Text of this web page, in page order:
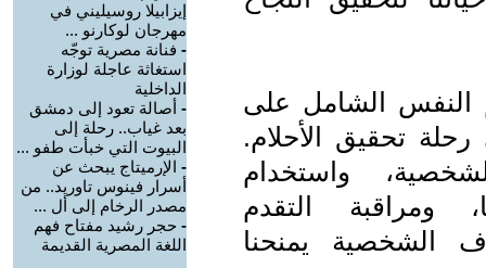
النفس الشامل على
تحقيق الأحلام.
واستخدام
ومراقبة التقدم
الشخصية يمنحنا
إيزابيلا روسيليني في
مهرجان لوكارنو ...
- فنانة مصرية توجّه
استغاثة عاجلة لوزارة
الداخلية
- أصالة تعود إلى دمشق
بعد غياب.. رحلة إلى
البيوت التي خبأت طفو ...
- الإرميتاج يبحث عن
أسرار فينوس تاوريد.. من
مصدر الرخام إلى أل ...
- حجر رشيد مفتاح فهم
اللغة المصرية القديمة